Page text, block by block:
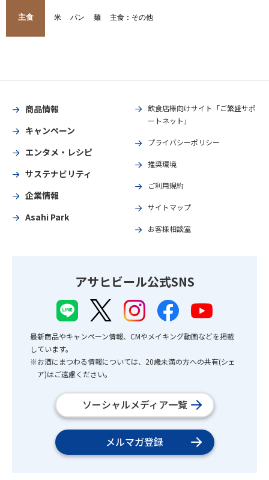
主食 米 パン 麺 主食：その他
商品情報
キャンペーン
エンタメ・レシピ
サステナビリティ
企業情報
Asahi Park
飲食店様向けサイト「ご繁盛サポ
ートネット」
プライバシーポリシー
推奨環境
ご利用規約
サイトマップ
お客様相談室
アサヒビール公式SNS
最新商品やキャンペーン情報、CMやメイキング動画などを掲載
しています。
※お酒にまつわる情報については、20歳未満の方への共有(シェ
ア)はご遠慮ください。
ソーシャルメディア一覧
メルマガ登録